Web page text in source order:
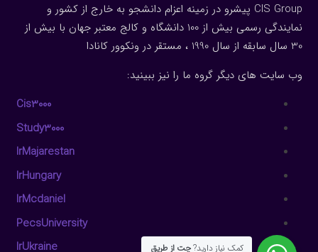
CIS Group پیشرو در زمینه اعزام دانشجو به خارج از کشور و
نمایندگی رسمی بیش از 100 دانشگاه و کالج معتبر جهان با بیش از
30 سال سابقه از سال 1990 ، مستقر در ونکوور کانادا
وب سایت های دیگر گروه ما را نیز ببینید:
Cis3000
Study3000
IrMajarestan
IrHungary
IrMcdaniel
PecsUniversity
IrUkraine
کمک نیاز دارید?چت از طریق